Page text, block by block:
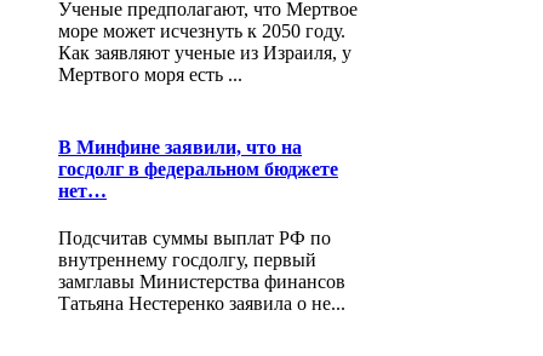
Ученые предполагают, что Мертвое
море может исчезнуть к 2050 году.
Как заявляют ученые из Израиля, у
Мертвого моря есть ...
В Минфине заявили, что на
госдолг в федеральном бюджете
нет…
Подсчитав суммы выплат РФ по
внутреннему госдолгу, первый
замглавы Министерства финансов
Татьяна Нестеренко заявила о не...